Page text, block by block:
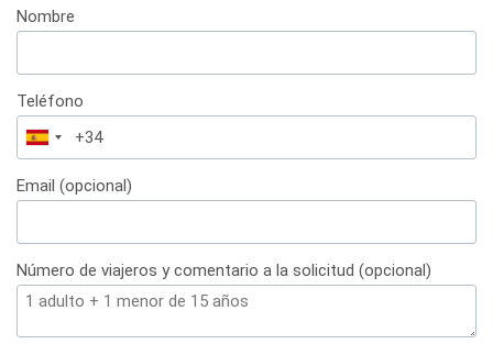
Nombre
Teléfono
España
+34
Email (opcional)
Número de viajeros y comentario a la solicitud (opcional)